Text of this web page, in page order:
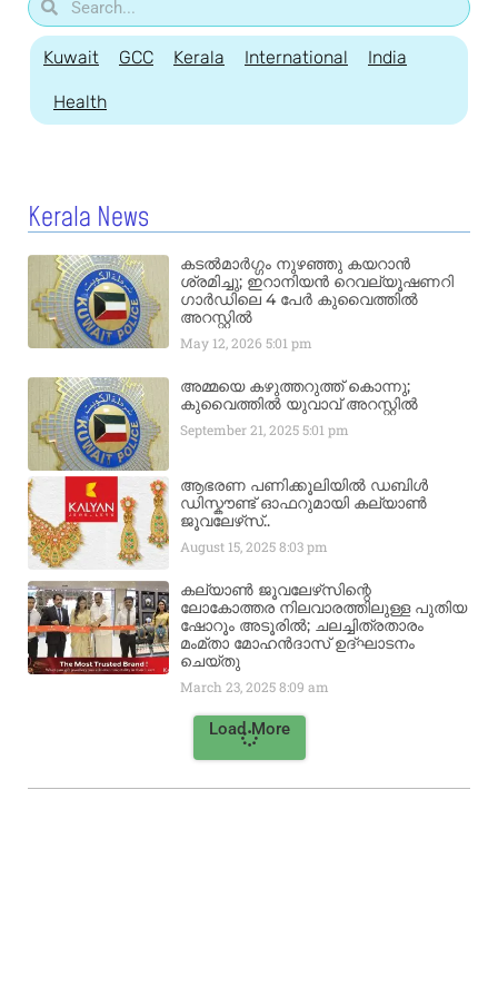
Kuwait GCC Kerala International India
Health
Kerala News
കടൽമാർഗ്ഗം നുഴഞ്ഞു കയറാൻ
ശ്രമിച്ചു; ഇറാനിയൻ റെവല്യൂഷണറി
ഗാർഡിലെ 4 പേർ കുവൈത്തിൽ
അറസ്റ്റിൽ
May 12, 20265:01 pm
അമ്മയെ കഴുത്തറുത്ത് കൊന്നു;
കുവൈത്തിൽ യുവാവ് അറസ്റ്റിൽ
September 21, 20255:01 pm
ആഭരണ പണിക്കൂലിയിൽ ഡബിൾ
ഡിസ്കൗണ്ട് ഓഫറുമായി കല്യാൺ
ജൂവലേഴ്‌സ്..
August 15, 20258:03 pm
കല്യാൺ ജൂവലേഴ്‌സിന്റെ
ലോകോത്തര നിലവാരത്തിലുള്ള പുതിയ
ഷോറൂം അടൂരിൽ; ചലച്ചിത്രതാരം
മംമ്താ മോഹൻദാസ് ഉദ്ഘാടനം
ചെയ്‌തു
March 23, 20258:09 am
Load More